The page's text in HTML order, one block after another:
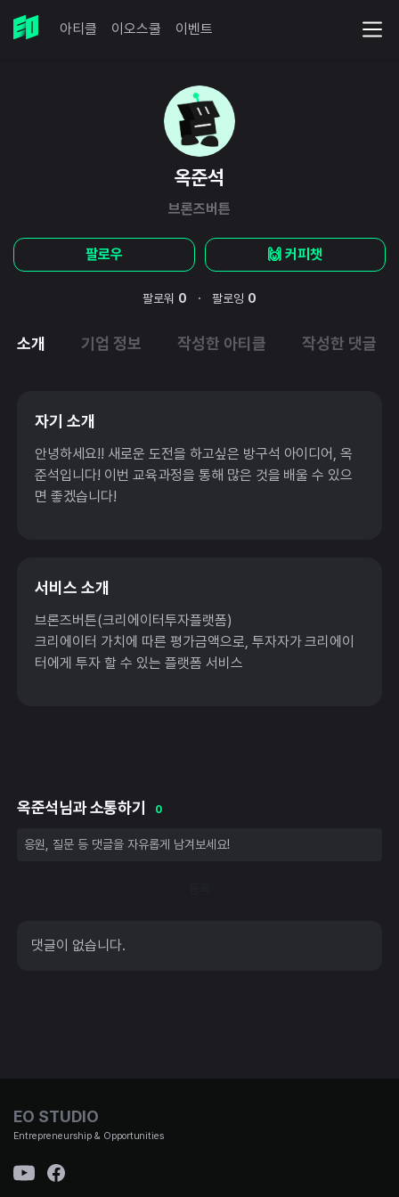
아티클 이오스쿨 이벤트
옥준석
브론즈버튼
팔로우 🙌 커피챗
팔로워 0 · 팔로잉 0
소개 기업 정보 작성한 아티클 작성한 댓글
자기 소개
안녕하세요!! 새로운 도전을 하고싶은 방구석 아이디어, 옥
준석입니다! 이번 교육과정을 통해 많은 것을 배울 수 있으
면 좋겠습니다!
서비스 소개
브론즈버튼(크리에이터투자플랫폼)
크리에이터 가치에 따른 평가금액으로, 투자자가 크리에이
터에게 투자 할 수 있는 플랫폼 서비스
옥준석님과 소통하기 0
댓글이 없습니다.
EO STUDIO
Entrepreneurship & Opportunities